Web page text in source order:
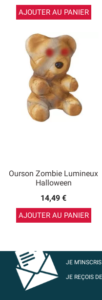
AJOUTER AU PANIER
Ourson Zombie Lumineux
Halloween
14,49 €
AJOUTER AU PANIER
JE
JE REÇOIS